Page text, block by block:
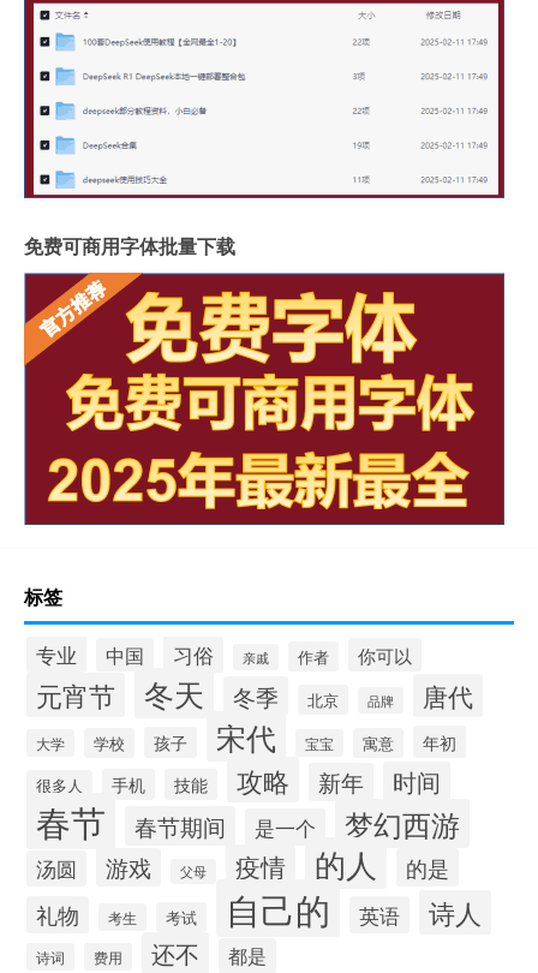
免费可商用字体批量下载
标签
专业 中国 习俗 亲戚 作者 你可以
元宵节 冬天 冬季 北京 品牌 唐代
大学 学校 孩子 宋代 宝宝 寓意 年初
很多人 手机 技能 攻略 新年 时间
春节 春节期间 是一个 梦幻西游
汤圆 游戏 父母 疫情 的人 的是
礼物 考生 考试 自己的 英语 诗人
诗词 费用 还不 都是